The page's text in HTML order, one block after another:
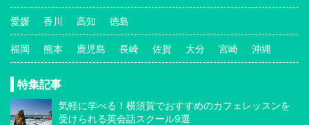
愛媛 香川 高知 徳島
福岡 熊本 鹿児島 長崎 佐賀 大分 宮崎 沖縄
特集記事
気軽に学べる！横須賀でおすすめのカフェレッスンを
受けられる英会話スクール9選